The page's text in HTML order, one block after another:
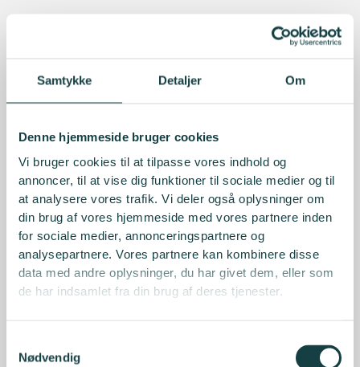
Samtykke Detaljer Om
Denne hjemmeside bruger cookies
Vi bruger cookies til at tilpasse vores indhold og
annoncer, til at vise dig funktioner til sociale medier og til
at analysere vores trafik. Vi deler også oplysninger om
din brug af vores hjemmeside med vores partnere inden
for sociale medier, annonceringspartnere og
analysepartnere. Vores partnere kan kombinere disse
data med andre oplysninger, du har givet dem, eller som
de har indsamlet fra din brug af deres tjenester.
Nødvendig